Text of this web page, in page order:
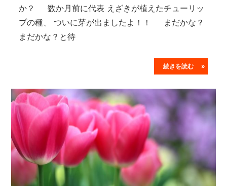
か？ 数か月前に代表 えざきが植えたチューリッ
プの種、 ついに芽が出ましたよ！！ まだかな？
まだかな？と待
続きを読む »